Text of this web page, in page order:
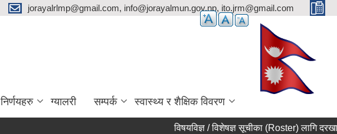
jorayalrlmp@gmail.com, info@jorayalmun.gov.np, ito.jrm@gmail.com
निर्णयहरु ग्यालरी सम्पर्क स्वास्थ्य र शैक्षिक विवरण
विषयविज्ञ / विशेषज्ञ सूचीका (Roster) लागि दरखास्त